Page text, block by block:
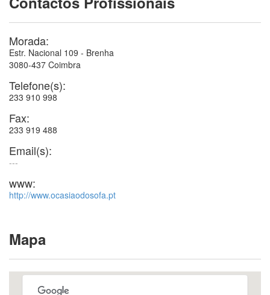
Morada:
Estr. Nacional 109 - Brenha
3080-437 Coimbra
Telefone(s):
233 910 998
Fax:
233 919 488
Email(s):
---
www:
http://www.ocasiaodosofa.pt
Mapa